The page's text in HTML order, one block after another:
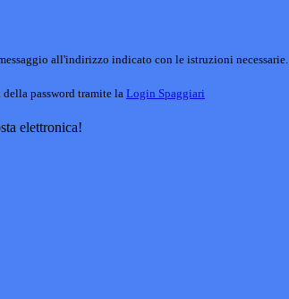
all'indirizzo indicato con le istruzioni necessarie.
password tramite la Login Spaggiari
elettronica!